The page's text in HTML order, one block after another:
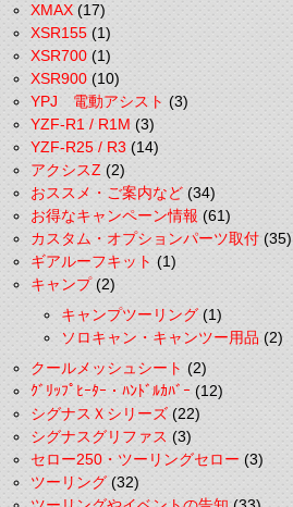
XMAX(17)
XSR155(1)
XSR700(1)
XSR900(10)
YPJ 電動アシスト(3)
YZF-R1 / R1M(3)
YZF-R25 / R3(14)
アクシスZ(2)
おススメ・ご案内など(34)
お得なキャンペーン情報(61)
カスタム・オプションパーツ取付(35)
ギアルーフキット(1)
キャンプ(2)
キャンプツーリング(1)
ソロキャン・キャンツー用品(2)
クールメッシュシート(2)
ｸﾞﾘｯﾌﾟﾋｰﾀｰ・ﾊﾝﾄﾞﾙｶﾊﾞｰ(12)
シグナスＸシリーズ(22)
シグナスグリファス(3)
セロー250・ツーリングセロー(3)
ツーリング(32)